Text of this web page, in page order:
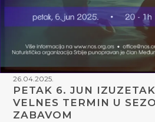
26.04.2025.
PETAK 6. JUN
VELNES TERMIN U
ZABAVOM